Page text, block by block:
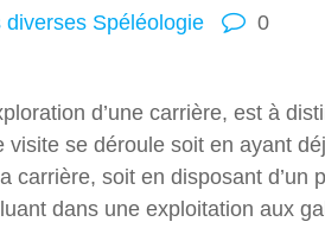
diverses Spéléologie
0
d’une carrière, est à
visite se déroule soit en ayant
carrière, soit en disposant d’un
dans une exploitation aux